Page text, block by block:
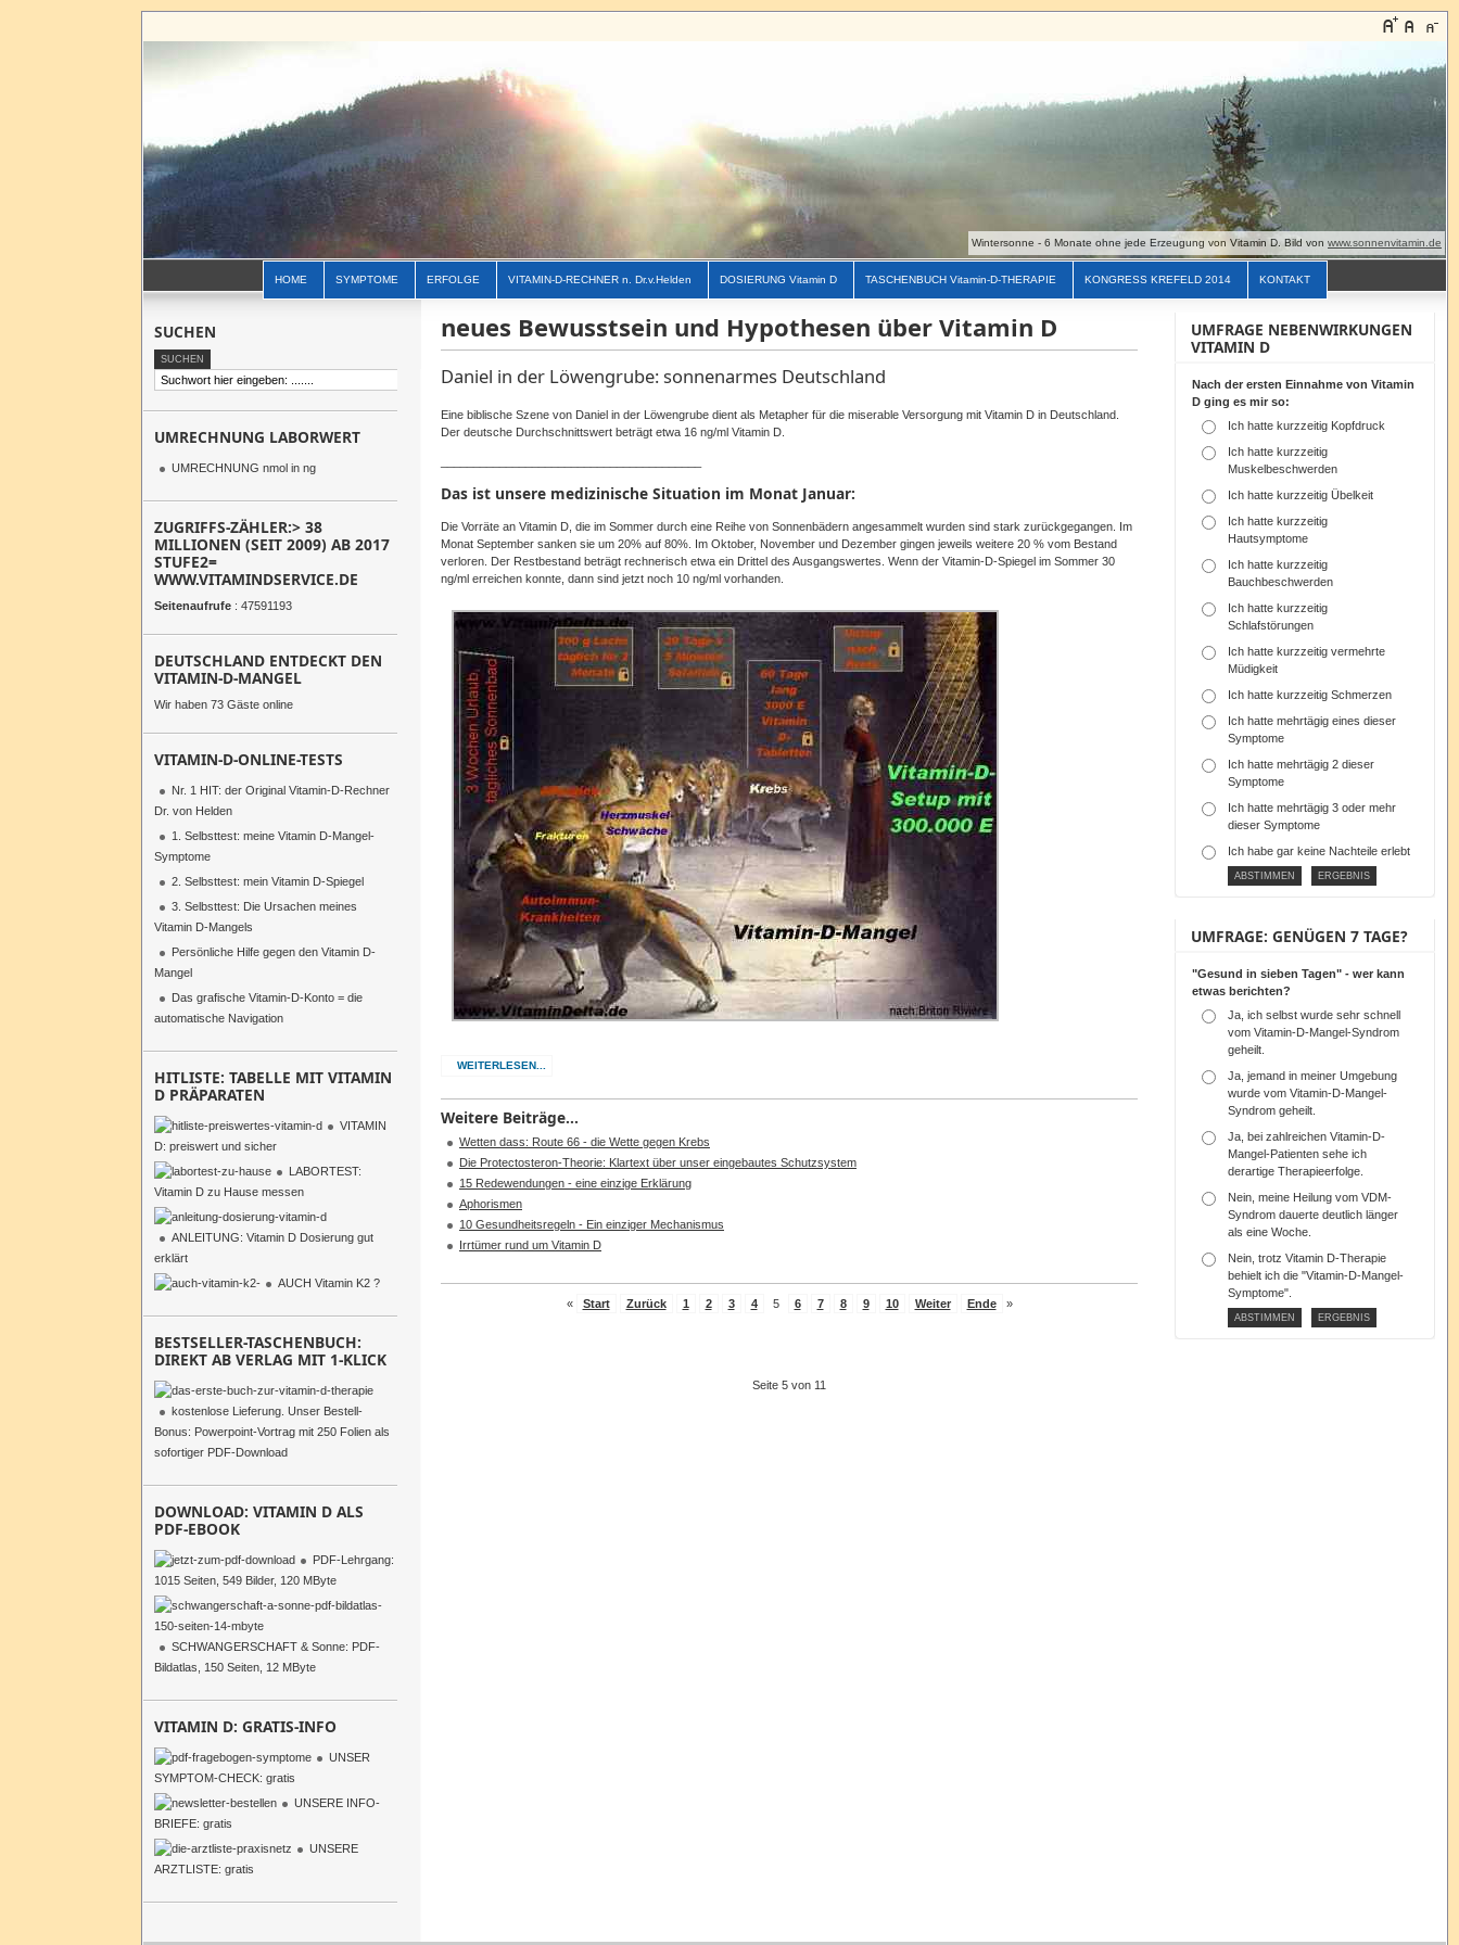
Wintersonne - 6 Monate ohne jede Erzeugung von Vitamin D. Bild von www.sonnenvitamin.de
HOME SYMPTOME ERFOLGE VITAMIN-D-RECHNER n. Dr.v.Helden DOSIERUNG Vitamin D TASCHENBUCH Vitamin-D-THERAPIE KONGRESS KREFELD 2014 KONTAKT
neues Bewusstsein und Hypothesen über Vitamin D
Daniel in der Löwengrube: sonnenarmes Deutschland
Eine biblische Szene von Daniel in der Löwengrube dient als Metapher für die miserable Versorgung mit Vitamin D in Deutschland.
Der deutsche Durchschnittswert beträgt etwa 16 ng/ml Vitamin D
Das ist unsere medizinische Situation im Monat Januar:
Die Vorräte an Vitamin D , die im Sommer durch eine Reihe von Sonnenbädern angesammelt wurden sind stark zurückgegangen. Im
Monat September sanken sie um 20% auf 80%. Im Oktober, November und Dezember gingen jeweils weitere 20 % vom Bestand
verloren. Der Restbestand beträgt rechnerisch etwa ein Drittel des Ausgangswertes . Wenn der Vitamin-D-Spiegel im Sommer 30
ng/ml erreichen konnte, dann sind jetzt noch 10 ng/ml vorhanden.
WEITERLESEN...
Weitere Beiträge...
Wetten dass: Route 66 - die Wette gegen Krebs
Die Protectosteron-Theorie: Klartext über unser eingebautes Schutzsystem
15 Redewendungen - eine einzige Erklärung
Aphorismen
10 Gesundheitsregeln - Ein einziger Mechanismus
Irrtümer rund um Vitamin D
« Start Zurück 1 2 3 4 5 6 7 8 9 10 Weiter Ende »
Seite 5 von 11
SUCHEN
UMRECHNUNG LABORWERT
UMRECHNUNG nmol in ng
ZUGRIFFS-ZÄHLER:> 38
MILLIONEN (SEIT 2009) AB 2017
STUFE2=
WWW.VITAMINDSERVICE.DE
Seitenaufrufe : 47591193
DEUTSCHLAND ENTDECKT DEN
VITAMIN-D-MANGEL
Wir haben 73 Gäste online
VITAMIN-D-ONLINE-TESTS
Nr. 1 HIT: der Original Vitamin-D-Rechner
Dr. von Helden
1. Selbsttest: meine Vitamin D-Mangel-
Symptome
2. Selbsttest: mein Vitamin D-Spiegel
3. Selbsttest: Die Ursachen meines
Vitamin D-Mangels
Persönliche Hilfe gegen den Vitamin D-
Mangel
Das grafische Vitamin-D-Konto = die
automatische Navigation
HITLISTE: TABELLE MIT VITAMIN
D PRÄPARATEN
VITAMIN
D: preiswert und sicher
LABORTEST:
Vitamin D zu Hause messen
ANLEITUNG: Vitamin D Dosierung gut
erklärt
AUCH Vitamin K2 ?
BESTSELLER-TASCHENBUCH:
DIREKT AB VERLAG MIT 1-KLICK
kostenlose Lieferung. Unser Bestell-
Bonus: Powerpoint-Vortrag mit 250 Folien als
sofortiger PDF-Download
DOWNLOAD: VITAMIN D ALS
PDF-EBOOK
PDF-Lehrgang:
1015 Seiten, 549 Bilder, 120 MByte
SCHWANGERSCHAFT & Sonne: PDF-
Bildatlas, 150 Seiten, 12 MByte
VITAMIN D: GRATIS-INFO
UNSER
SYMPTOM-CHECK: gratis
UNSERE INFO-
BRIEFE: gratis
UNSERE
ARZTLISTE: gratis
UMFRAGE NEBENWIRKUNGEN
VITAMIN D
Nach der ersten Einnahme von Vitamin
D ging es mir so:
Ich hatte kurzzeitig Kopfdruck
Ich hatte kurzzeitig
Muskelbeschwerden
Ich hatte kurzzeitig Übelkeit
Ich hatte kurzzeitig
Hautsymptome
Ich hatte kurzzeitig
Bauchbeschwerden
Ich hatte kurzzeitig
Schlafstörungen
Ich hatte kurzzeitig vermehrte
Müdigkeit
Ich hatte kurzzeitig Schmerzen
Ich hatte mehrtägig eines dieser
Symptome
Ich hatte mehrtägig 2 dieser
Symptome
Ich hatte mehrtägig 3 oder mehr
dieser Symptome
Ich habe gar keine Nachteile erlebt
UMFRAGE: GENÜGEN 7 TAGE?
"Gesund in sieben Tagen" - wer kann
etwas berichten?
Ja, ich selbst wurde sehr schnell
vom Vitamin-D-Mangel-Syndrom
geheilt.
Ja, jemand in meiner Umgebung
wurde vom Vitamin-D-Mangel-
Syndrom geheilt.
Ja, bei zahlreichen Vitamin-D-
Mangel-Patienten sehe ich
derartige Therapieerfolge.
Nein, meine Heilung vom VDM-
Syndrom dauerte deutlich länger
als eine Woche.
Nein, trotz Vitamin D-Therapie
behielt ich die "Vitamin-D-Mangel-
Symptome".